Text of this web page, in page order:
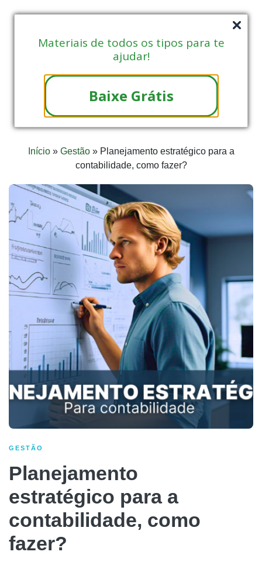
Materiais de todos os tipos para te
ajudar!
Baixe Grátis
Início» Gestão» Planejamento estratégico para a
contabilidade, como fazer?
GESTÃO
Planejamento
estratégico para a
contabilidade, como
fazer?